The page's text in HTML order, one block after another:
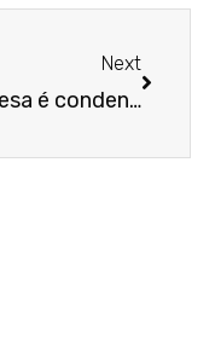
Next
Empresa é condenada porque investigava candidatos para admissão em emprego